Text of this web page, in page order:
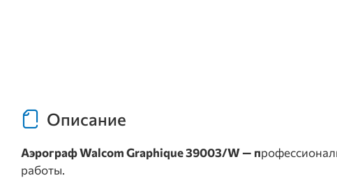
Описание
Аэрограф Walcom Graphique 39003/W — п
работы.